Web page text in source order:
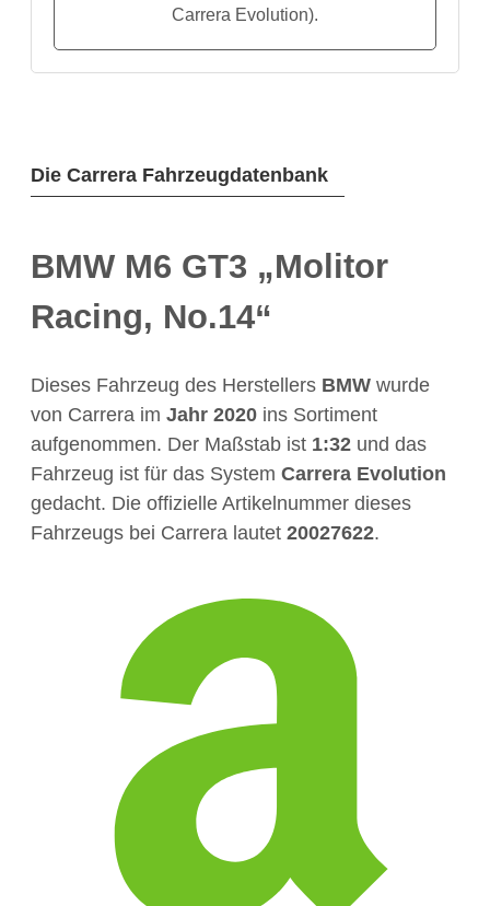
Die Carrera Fahrzeugdatenbank
BMW M6 GT3 „Molitor
Racing, No.14“
Dieses Fahrzeug des Herstellers BMW wurde
von Carrera im Jahr 2020 ins Sortiment
aufgenommen. Der Maßstab ist 1:32 und das
Fahrzeug ist für das System Carrera Evolution
gedacht. Die offizielle Artikelnummer dieses
Fahrzeugs bei Carrera lautet 20027622.
Carrera Evolution).